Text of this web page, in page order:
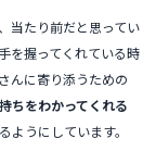
当たり前だと思ってい
を握ってくれている時
んに寄り添うための
ちをわかってくれる
ようにしています。